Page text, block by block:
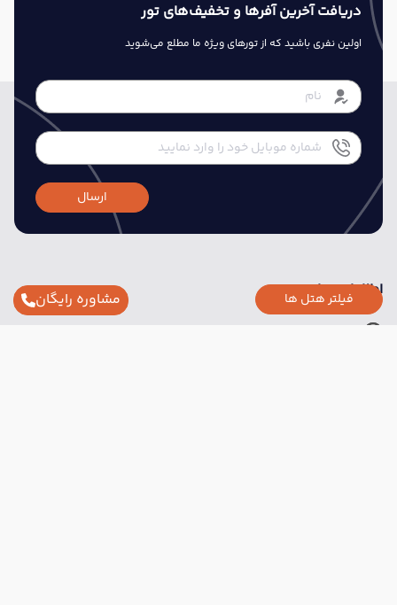
فیلتر هتل ها
دریافت آخرین آفرها و تخفیف‌های تور
اولین نفری باشید که از تورهای ویژه ما مطلع می‌شوید
ارسال
مشاوره رایگان اطلاعات تماس